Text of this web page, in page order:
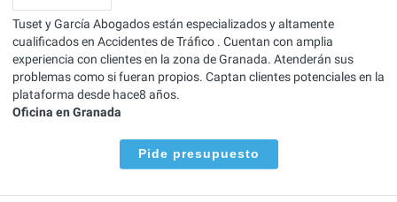
Tuset y García Abogados están especializados y altamente
cualificados en Accidentes de Tráfico . Cuentan con amplia
experiencia con clientes en la zona de Granada. Atenderán sus
problemas como si fueran propios. Captan clientes potenciales en la
plataforma desde hace8 años.
Oficina en Granada
Pide presupuesto